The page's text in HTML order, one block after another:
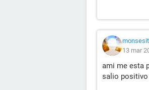
13 mar
ami me esta
salio positivo